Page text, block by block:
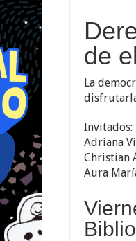
de
La
Invitados:
Adriana
Christian
Aura